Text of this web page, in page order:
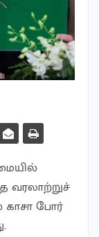
வரலாற்றுச்
காசா போர்